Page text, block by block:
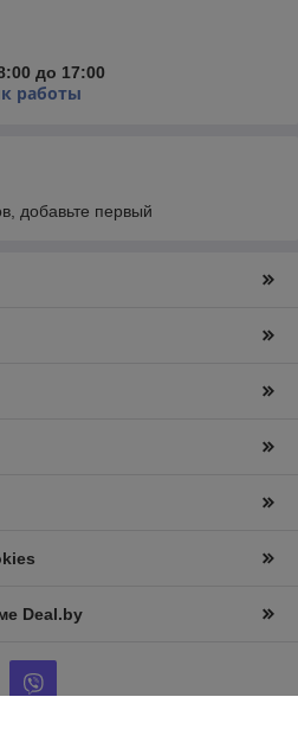
до 17:00
работы
добавьте первый
Deal.by